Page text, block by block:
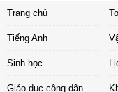
Trang chủ
Tiếng Anh
Sinh học
Giáo dục công dân